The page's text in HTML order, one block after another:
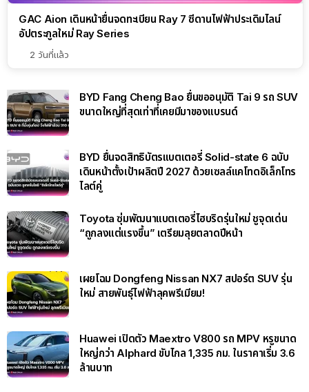
GAC Aion เดินหน้ายื่นจดทะเบียน Ray 7 ซีดานไฟฟ้าประเดิมไลน์
อัปตระกูลใหม่ Ray Series
2 วันที่แล้ว
BYD Fang Cheng Bao ยื่นขออนุมัติ Tai 9 รถ SUV
ขนาดใหญ่ที่สุดเท่าที่เคยมีมาของแบรนด์
BYD ยื่นจดสิทธิบัตรแบตเตอรี่ Solid-state 6 ฉบับ
เดินหน้าตั้งเป้าผลิตปี 2027 ด้วยเซลล์แคโทดอิเล็กโทร
ไลต์คู่
Toyota ซุ่มพัฒนาแบตเตอรี่ไฮบริดรุ่นใหม่ ชูจุดเด่น
“ถูกลงแต่แรงขึ้น” เตรียมลุยตลาดปีหน้า
เผยโฉม Dongfeng Nissan NX7 สปอร์ต SUV รุ่น
ใหม่ สายพันธุ์ไฟฟ้าลุคพรีเมียม!
Huawei เปิดตัว Maextro V800 รถ MPV หรูขนาด
ใหญ่กว่า Alphard ขับไกล 1,335 กม. ในราคาเริ่ม 3.6
ล้านบาท